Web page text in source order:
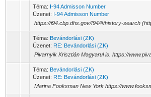
Téma: I-94 Admisson Number
Üzenet: I-94 Admisson Number
https://i94.cbp.dhs.gov/I94/#/history-search
Téma: Bevándorlási (ZK)
Üzenet: RE: Bevándorlási (ZK)
Pivarnyik Krisztián Magyarul is. https://
Téma: Bevándorlási (ZK)
Üzenet: RE: Bevándorlási (ZK)
Marina Fooksman New York https://